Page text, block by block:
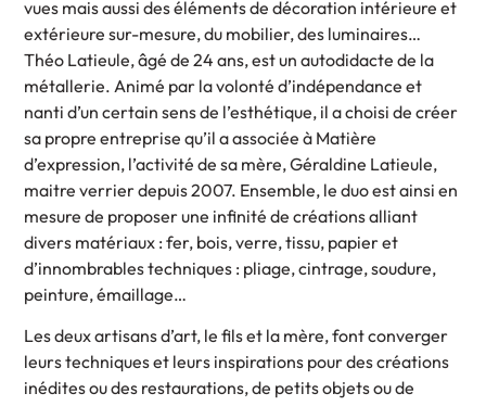
vues mais aussi des éléments de décoration intérieure et
extérieure sur-mesure, du mobilier, des luminaires…
Théo Latieule, âgé de 24 ans, est un autodidacte de la
métallerie. Animé par la volonté d’indépendance et
nanti d’un certain sens de l’esthétique, il a choisi de créer
sa propre entreprise qu’il a associée à Matière
d’expression, l’activité de sa mère, Géraldine Latieule,
maitre verrier depuis 2007. Ensemble, le duo est ainsi en
mesure de proposer une infinité de créations alliant
divers matériaux : fer, bois, verre, tissu, papier et
d’innombrables techniques : pliage, cintrage, soudure,
peinture, émaillage…
Les deux artisans d’art, le fils et la mère, font converger
leurs techniques et leurs inspirations pour des créations
inédites ou des restaurations, de petits objets ou de